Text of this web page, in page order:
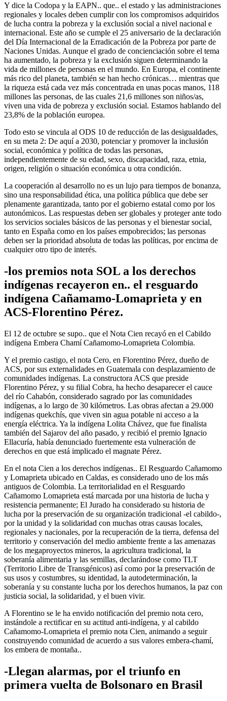
Y dice la Codopa y la EAPN.. que.. el estado y las administraciones
regionales y locales deben cumplir con los compromisos adquiridos
de lucha contra la pobreza y la exclusión social a nivel nacional e
internacional. Este año se cumple el 25 aniversario de la declaración
del Día Internacional de la Erradicación de la Pobreza por parte de
Naciones Unidas. Aunque el grado de concienciación sobre el tema
ha aumentado, la pobreza y la exclusión siguen determinando la
vida de millones de personas en el mundo. En Europa, el continente
más rico del planeta, también se han hecho crónicas… mientras que
la riqueza está cada vez más concentrada en unas pocas manos, 118
millones las personas, de las cuales 21,6 millones son niños/as,
viven una vida de pobreza y exclusión social. Estamos hablando del
23,8% de la población europea.
Todo esto se vincula al ODS 10 de reducción de las desigualdades,
en su meta 2: De aquí a 2030, potenciar y promover la inclusión
social, económica y política de todas las personas,
independientemente de su edad, sexo, discapacidad, raza, etnia,
origen, religión o situación económica u otra condición.
La cooperación al desarrollo no es un lujo para tiempos de bonanza,
sino una responsabilidad ética, una política pública que debe ser
plenamente garantizada, tanto por el gobierno estatal como por los
autonómicos. Las respuestas deben ser globales y proteger ante todo
los servicios sociales básicos de las personas y el bienestar social,
tanto en España como en los países empobrecidos; las personas
deben ser la prioridad absoluta de todas las políticas, por encima de
cualquier otro tipo de interés.
-los premios nota SOL a los derechos
indígenas recayeron en.. el resguardo
indígena Cañamamo-Lomaprieta y en
ACS-Florentino Pérez.
El 12 de octubre se supo.. que el Nota Cien recayó en el Cabildo
indígena Embera Chamí Cañamomo-Lomaprieta Colombia.
Y el premio castigo, el nota Cero, en Florentino Pérez, dueño de
ACS, por sus externalidades en Guatemala con desplazamiento de
comunidades indígenas. La constructora ACS que preside
Florentino Pérez, y su filial Cobra, ha hecho desaparecer el cauce
del río Cahabón, considerado sagrado por las comunidades
indígenas, a lo largo de 30 kilómetros. Las obras afectan a 29.000
indígenas quekchís, que viven sin agua potable ni acceso a la
energía eléctrica. Ya la indígena Lolita Chávez, que fue finalista
también del Sajarov del año pasado, y recibió el premio Ignacio
Ellacuría, había denunciado fuertemente esta vulneración de
derechos en que está implicado el magnate Pérez.
En el nota Cien a los derechos indígenas.. El Resguardo Cañamomo
y Lomaprieta ubicado en Caldas, es considerado uno de los más
antiguos de Colombia. La territorialidad en el Resguardo
Cañamomo Lomaprieta está marcada por una historia de lucha y
resistencia permanente; El Jurado ha considerado su historia de
lucha por la preservación de su organización tradicional -el cabildo-,
por la unidad y la solidaridad con muchas otras causas locales,
regionales y nacionales, por la recuperación de la tierra, defensa del
territorio y conservación del medio ambiente frente a las amenazas
de los megaproyectos mineros, la agricultura tradicional, la
soberanía alimentaria y las semillas, declarándose como TLT
(Territorio Libre de Transgénicos) así como por la preservación de
sus usos y costumbres, su identidad, la autodeterminación, la
soberanía y su constante lucha por los derechos humanos, la paz con
justicia social, la solidaridad, y el buen vivir.
A Florentino se le ha envido notificación del premio nota cero,
instándole a rectificar en su actitud anti-indígena, y al cabildo
Cañamomo-Lomaprieta el premio nota Cien, animando a seguir
construyendo comunidad de acuerdo a sus valores embera-chamí,
los embera de montaña..
-Llegan alarmas, por el triunfo en
primera vuelta de Bolsonaro en Brasil